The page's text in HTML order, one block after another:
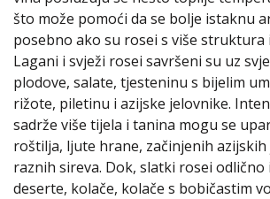
što može pomoći da se bolje istaknu
posebno ako su rosei s više struktura
Lagani i svježi rosei savršeni su uz
plodove, salate, tjesteninu s bijelim
rižote, piletinu i azijske jelovnike.
sadrže više tijela i tanina mogu se
roštilja, ljute hrane, začinjenih azijskih
raznih sireva. Dok, slatki rosei odlično
deserte, kolače, kolače s bobičastim